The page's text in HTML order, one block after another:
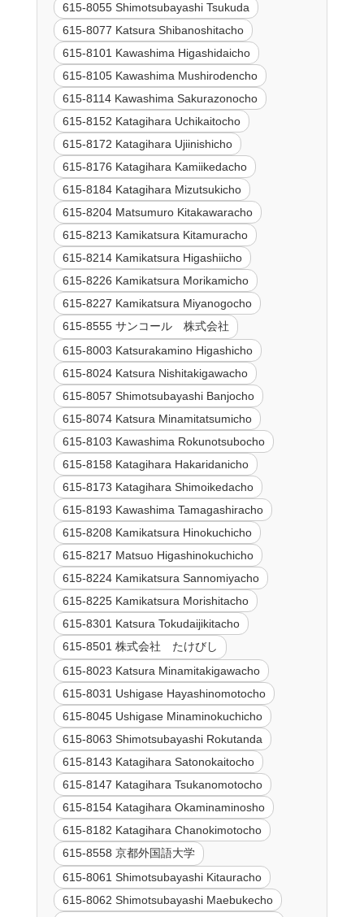
615-8055 Shimotsubayashi Tsukuda
615-8077 Katsura Shibanoshitacho
615-8101 Kawashima Higashidaicho
615-8105 Kawashima Mushirodencho
615-8114 Kawashima Sakurazonocho
615-8152 Katagihara Uchikaitocho
615-8172 Katagihara Ujiinishicho
615-8176 Katagihara Kamiikedacho
615-8184 Katagihara Mizutsukicho
615-8204 Matsumuro Kitakawaracho
615-8213 Kamikatsura Kitamuracho
615-8214 Kamikatsura Higashiicho
615-8226 Kamikatsura Morikamicho
615-8227 Kamikatsura Miyanogocho
615-8555 サンコール 株式会社
615-8003 Katsurakamino Higashicho
615-8024 Katsura Nishitakigawacho
615-8057 Shimotsubayashi Banjocho
615-8074 Katsura Minamitatsumicho
615-8103 Kawashima Rokunotsubocho
615-8158 Katagihara Hakaridanicho
615-8173 Katagihara Shimoikedacho
615-8193 Kawashima Tamagashiracho
615-8208 Kamikatsura Hinokuchicho
615-8217 Matsuo Higashinokuchicho
615-8224 Kamikatsura Sannomiyacho
615-8225 Kamikatsura Morishitacho
615-8301 Katsura Tokudaijikitacho
615-8501 株式会社 たけびし
615-8023 Katsura Minamitakigawacho
615-8031 Ushigase Hayashinomotocho
615-8045 Ushigase Minaminokuchicho
615-8063 Shimotsubayashi Rokutanda
615-8143 Katagihara Satonokaitocho
615-8147 Katagihara Tsukanomotocho
615-8154 Katagihara Okaminaminosho
615-8182 Katagihara Chanokimotocho
615-8558 京都外国語大学
615-8061 Shimotsubayashi Kitauracho
615-8062 Shimotsubayashi Maebukecho